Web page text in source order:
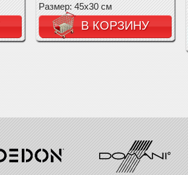
Размер: 45х30 см
В КОРЗИНУ